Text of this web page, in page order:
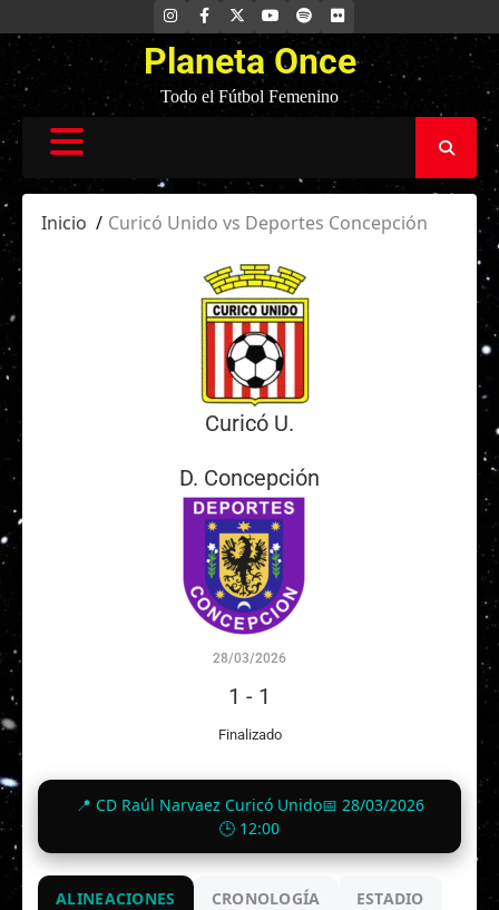
al
contenido
INSTAGRAM
FACEBOOK YOUTUBE
SPOTIFYFLICKR
Planeta Once
Todo el Fútbol Femenino
Inicio Curicó Unido vs Deportes Concepción
Curicó U.
D. Concepción
28/03/2026
1 - 1
Finalizado
📍 CD Raúl Narvaez Curicó Unido📅 28/03/2026
🕒 12:00
ALINEACIONES CRONOLOGÍA ESTADIO